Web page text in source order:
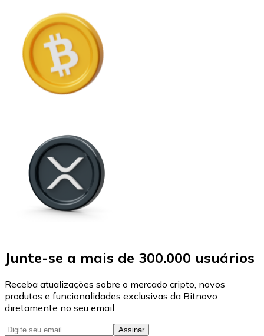
Junte-se a mais de 300.000 usuários
Receba atualizações sobre o mercado cripto, novos
produtos e funcionalidades exclusivas da Bitnovo
diretamente no seu email.
Assinar